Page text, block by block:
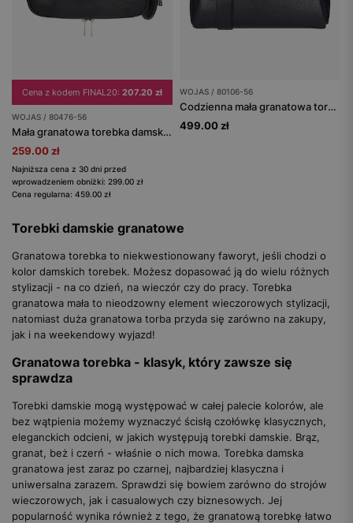
Cena z kodem FINAL20: 207.20 zł
WOJAS / 80476-56
Mała granatowa torebka damska z odpinaną kieszenią
259.00 zł
Najniższa cena z 30 dni przed
wprowadzeniem obniżki: 299.00 zł
Cena regularna: 459.00 zł
WOJAS / 80106-56
Codzienna mała granatowa torebka damska
499.00 zł
Torebki damskie granatowe
Granatowa torebka to niekwestionowany faworyt, jeśli chodzi o
kolor damskich torebek. Możesz dopasować ją do wielu różnych
stylizacji - na co dzień, na wieczór czy do pracy. Torebka
granatowa mała to nieodzowny element wieczorowych stylizacji,
natomiast duża granatowa torba przyda się zarówno na zakupy,
jak i na weekendowy wyjazd!
Granatowa torebka - klasyk, który zawsze się
sprawdza
Torebki damskie mogą występować w całej palecie kolorów, ale
bez wątpienia możemy wyznaczyć ścisłą czołówkę klasycznych,
eleganckich odcieni, w jakich występują torebki damskie. Brąz,
granat, beż i czerń - właśnie o nich mowa. Torebka damska
granatowa jest zaraz po czarnej, najbardziej klasyczna i
uniwersalna zarazem. Sprawdzi się bowiem zarówno do strojów
wieczorowych, jak i casualowych czy biznesowych. Jej
popularność wynika również z tego, że granatową torebkę łatwo